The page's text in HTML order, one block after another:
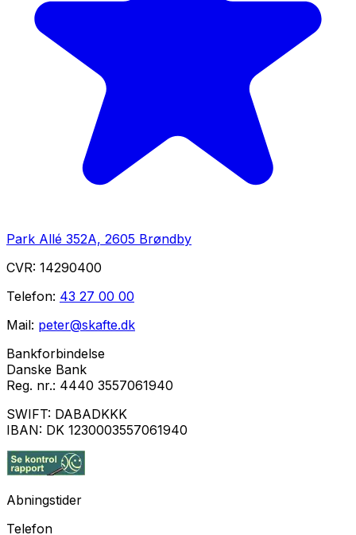
Park Allé 352A, 2605 Brøndby
CVR: 14290400
Telefon: 43 27 00 00
Mail: peter@skafte.dk
Bankforbindelse
Danske Bank
Reg. nr.: 4440 3557061940
SWIFT: DABADKKK
IBAN: DK 1230003557061940
Abningstider
Telefon